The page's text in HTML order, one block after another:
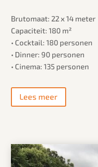
Brutomaat: 22 x 14 meter
Capaciteit: 180 m²
• Cocktail: 180 personen
• Dinner: 90 personen
• Cinema: 135 personen
Lees meer